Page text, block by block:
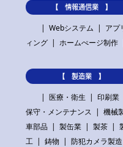
【 情報通信業 】
Webシステム
アプ
ィング
ホームぺージ制作
【 製造業 】
医療・衛生
印刷業
保守・メンテナンス
機械
車部品
製缶業 製茶
工
鋳物 防犯カメラ製造